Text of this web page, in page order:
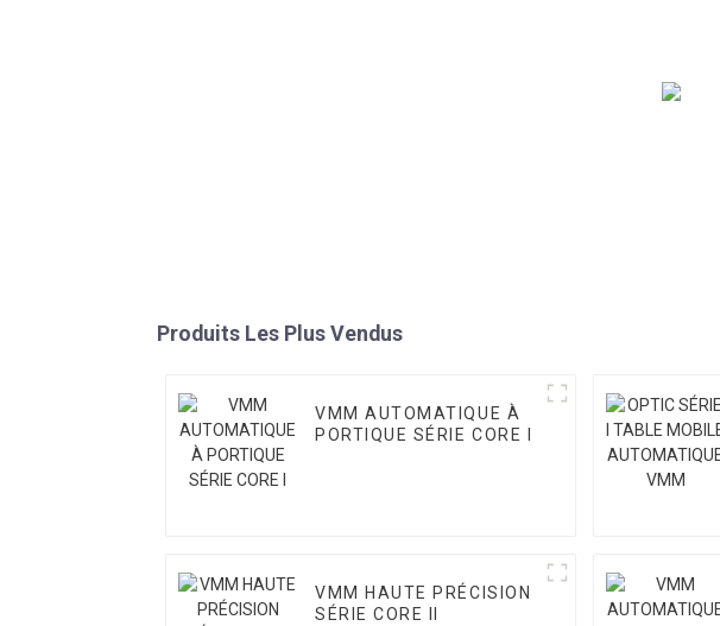
Produits Les Plus Vendus
VMM AUTOMATIQUE À
PORTIQUE SÉRIE CORE I
VMM HAUTE PRÉCISION
SÉRIE CORE II